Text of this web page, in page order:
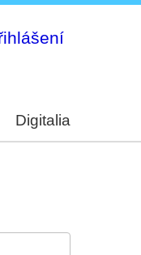
Digitalia